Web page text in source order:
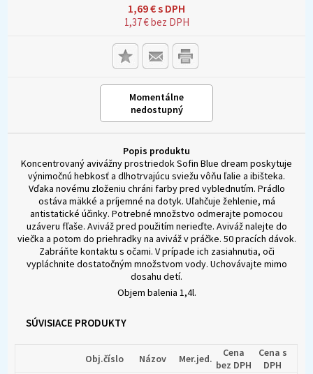
1,69€s DPH
1,37€bez DPH
Momentálne
nedostupný
Popis produktu
Koncentrovaný avivážny prostriedok Sofin Blue dream poskytuje
výnimočnú hebkosť a dlhotrvajúcu sviežu vôňu ľalie a ibišteka.
Vďaka novému zloženiu chráni farby pred vyblednutím. Prádlo
ostáva mäkké a príjemné na dotyk. Uľahčuje žehlenie, má
antistatické účinky. Potrebné množstvo odmerajte pomocou
uzáveru fľaše. Aviváž pred použitím nerieďte. Aviváž nalejte do
viečka a potom do priehradky na aviváž v práčke. 50 pracích dávok.
Zabráňte kontaktu s očami. V prípade ich zasiahnutia, oči
vypláchnite dostatočným množstvom vody. Uchovávajte mimo
dosahu detí.
Objem balenia 1,4l.
SÚVISIACE PRODUKTY
Obj.číslo Názov Mer.jed.
Cena
bez DPH
Cena s
DPH